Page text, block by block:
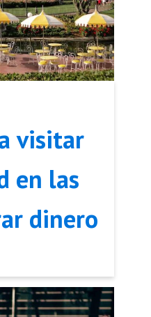
visitar
en las
dinero